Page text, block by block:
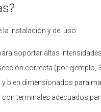
la instalación y del uso:
soportar altas
correcta (por ejemplo,
bien dimensionados para
con terminales adecuados